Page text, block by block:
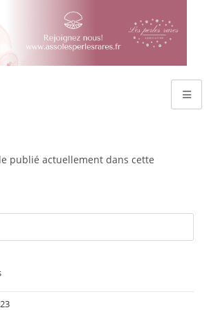
publié actuellement dans cette